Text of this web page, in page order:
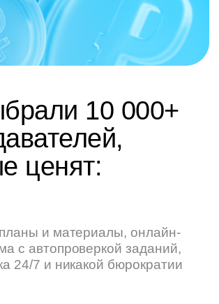
делаем всё, чтобы ваш опыт